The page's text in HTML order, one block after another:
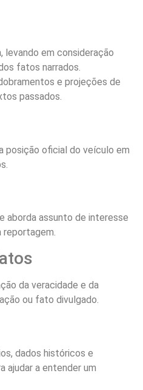
levando em consideração
fatos narrados.
e projeções de
passados.
posição oficial do veículo em
aborda assunto de interesse
reportagem.
da veracidade e da
ou fato divulgado.
dados históricos e
ajudar a entender um